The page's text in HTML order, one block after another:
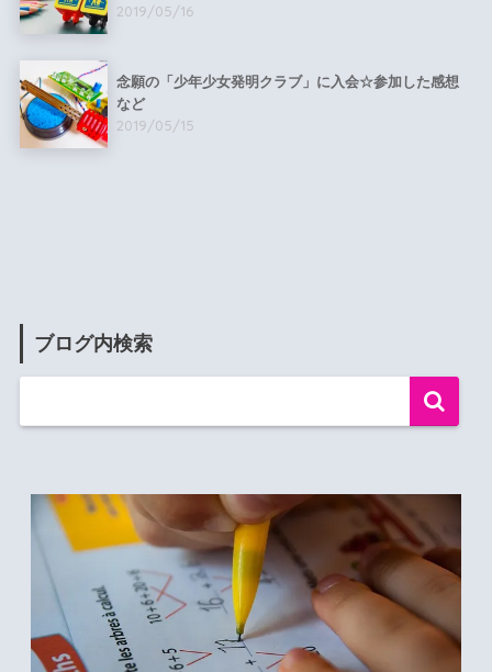
2019/05/16
念願の「少年少女発明クラブ」に入会☆参加した感想
など
2019/05/15
ブログ内検索